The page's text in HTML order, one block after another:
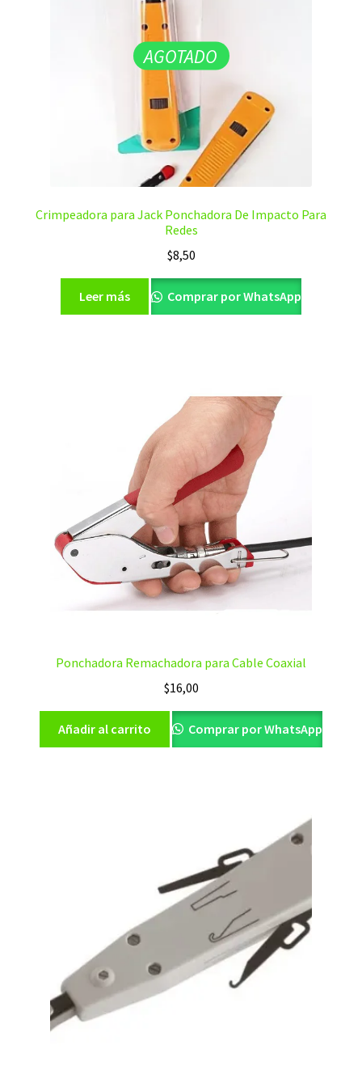
AGOTADO
Crimpeadora para Jack Ponchadora De Impacto Para
Redes
$8,50
Leer más Comprar por WhatsApp
Ponchadora Remachadora para Cable Coaxial
$16,00
Añadir al carrito Comprar por WhatsApp